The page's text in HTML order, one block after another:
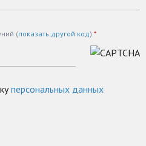
(показать другой код) *
персональных данных